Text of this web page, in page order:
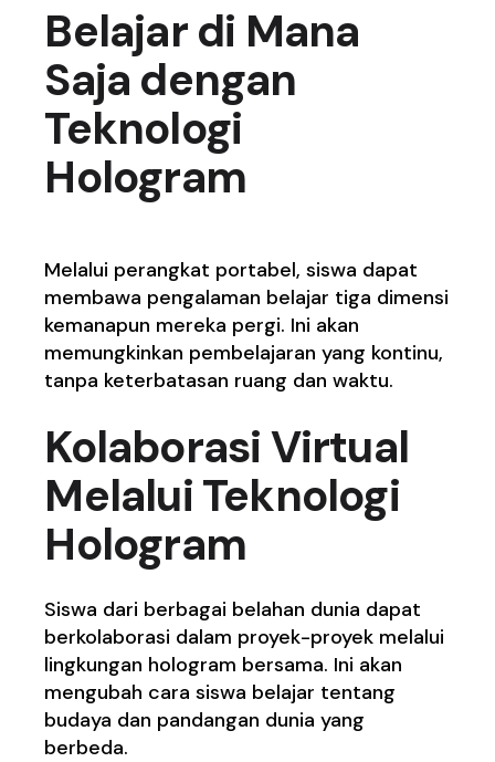
Belajar di Mana
Saja dengan
Teknologi
Hologram
Melalui perangkat portabel, siswa dapat
membawa pengalaman belajar tiga dimensi
kemanapun mereka pergi. Ini akan
memungkinkan pembelajaran yang kontinu,
tanpa keterbatasan ruang dan waktu.
Kolaborasi Virtual
Melalui Teknologi
Hologram
Siswa dari berbagai belahan dunia dapat
berkolaborasi dalam proyek-proyek melalui
lingkungan hologram bersama. Ini akan
mengubah cara siswa belajar tentang
budaya dan pandangan dunia yang
berbeda.